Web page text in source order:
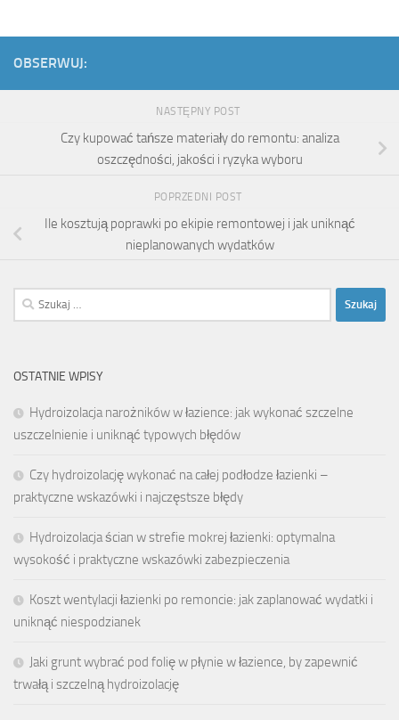
OBSERWUJ:
NASTĘPNY POST
Czy kupować tańsze materiały do remontu: analiza
oszczędności, jakości i ryzyka wyboru
POPRZEDNI POST
Ile kosztują poprawki po ekipie remontowej i jak uniknąć
nieplanowanych wydatków
Szukaj:
OSTATNIE WPISY
Hydroizolacja narożników w łazience: jak wykonać szczelne
uszczelnienie i uniknąć typowych błędów
Czy hydroizolację wykonać na całej podłodze łazienki –
praktyczne wskazówki i najczęstsze błędy
Hydroizolacja ścian w strefie mokrej łazienki: optymalna
wysokość i praktyczne wskazówki zabezpieczenia
Koszt wentylacji łazienki po remoncie: jak zaplanować wydatki i
uniknąć niespodzianek
Jaki grunt wybrać pod folię w płynie w łazience, by zapewnić
trwałą i szczelną hydroizolację